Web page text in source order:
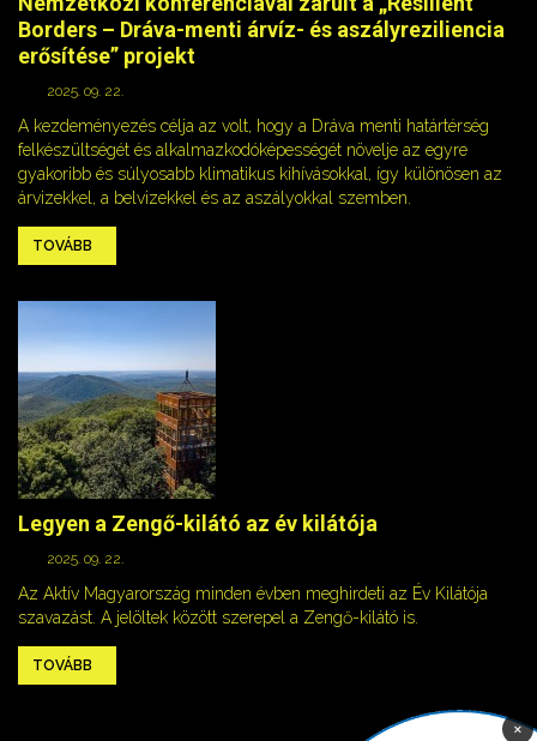
Borders – Dráva-menti árvíz- és aszályreziliencia
erősítése” projekt
2025. 09. 22.
A kezdeményezés célja az volt, hogy a Dráva menti határtérség
felkészültségét és alkalmazkodóképességét növelje az egyre
gyakoribb és súlyosabb klimatikus kihívásokkal, így különösen az
árvizekkel, a belvizekkel és az aszályokkal szemben.
TOVÁBB
Legyen a Zengő-kilátó az év kilátója
2025. 09. 22.
Az Aktív Magyarország minden évben meghirdeti az Év Kilátója
szavazást. A jelöltek között szerepel a Zengő-kilátó is.
TOVÁBB
×